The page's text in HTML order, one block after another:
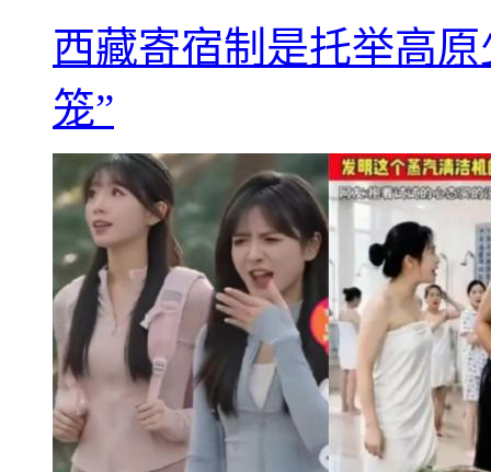
西藏寄宿制是托举高
笼”